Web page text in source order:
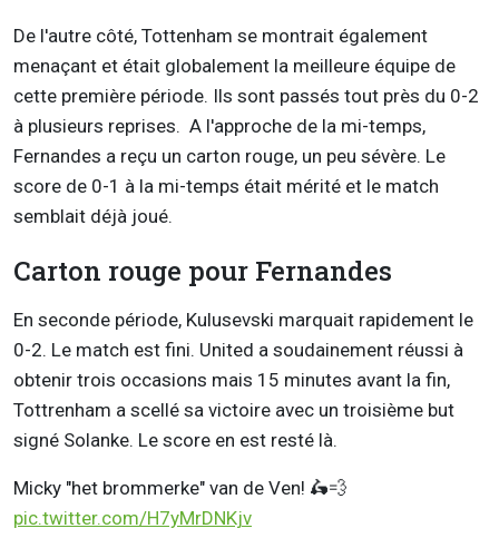
De l'autre côté, Tottenham se montrait également
menaçant et était globalement la meilleure équipe de
cette première période. Ils sont passés tout près du 0-2
à plusieurs reprises. A l'approche de la mi-temps,
Fernandes a reçu un carton rouge, un peu sévère. Le
score de 0-1 à la mi-temps était mérité et le match
semblait déjà joué.
Carton rouge pour Fernandes
En seconde période, Kulusevski marquait rapidement le
0-2. Le match est fini. United a soudainement réussi à
obtenir trois occasions mais 15 minutes avant la fin,
Tottrenham a scellé sa victoire avec un troisième but
signé Solanke. Le score en est resté là.
Micky "het brommerke" van de Ven! 🛵💨
pic.twitter.com/H7yMrDNKjv